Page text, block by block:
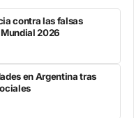
contra las falsas
2026
en Argentina tras